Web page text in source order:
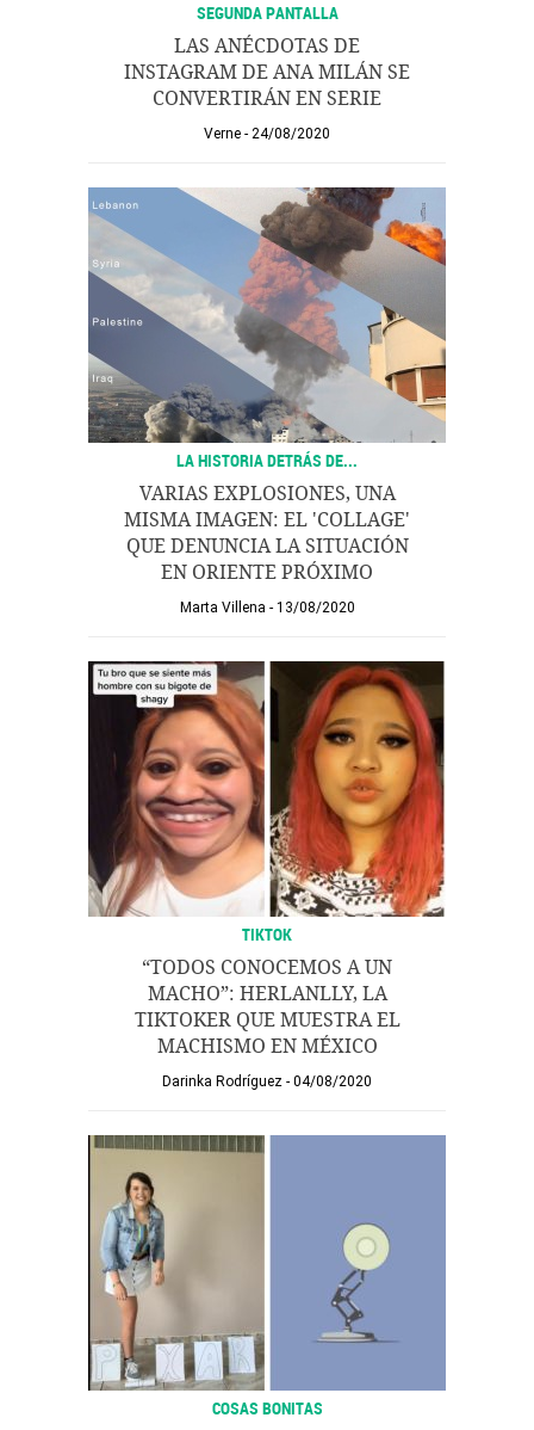
SEGUNDA PANTALLA
LAS ANÉCDOTAS DE
INSTAGRAM DE ANA MILÁN SE
CONVERTIRÁN EN SERIE
Verne 24/08/2020
LA HISTORIA DETRÁS DE...
VARIAS EXPLOSIONES, UNA
MISMA IMAGEN: EL 'COLLAGE'
QUE DENUNCIA LA SITUACIÓN
EN ORIENTE PRÓXIMO
Marta Villena 13/08/2020
TIKTOK
“TODOS CONOCEMOS A UN
MACHO”: HERLANLLY, LA
TIKTOKER QUE MUESTRA EL
MACHISMO EN MÉXICO
Darinka Rodríguez 04/08/2020
COSAS BONITAS